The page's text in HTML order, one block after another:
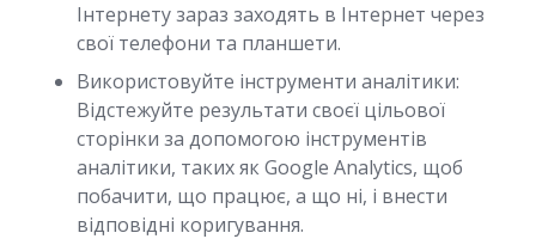
Інтернету зараз заходять в Інтернет через
свої телефони та планшети.
Використовуйте інструменти аналітики:
Відстежуйте результати своєї цільової
сторінки за допомогою інструментів
аналітики, таких як Google Analytics, щоб
побачити, що працює, а що ні, і внести
відповідні коригування.